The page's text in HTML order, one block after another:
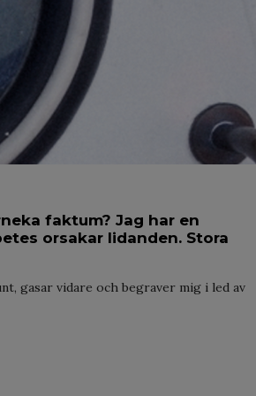
faktum? Jag har en
orsakar lidanden. Stora
gasar vidare och begraver mig i led av